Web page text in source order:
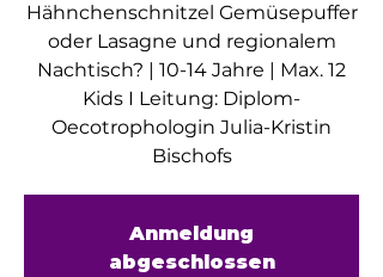
Hähnchenschnitzel Gemüsepuffer
oder Lasagne und regionalem
Nachtisch? | 10-14 Jahre | Max. 12
Kids I Leitung: Diplom-
Oecotrophologin Julia-Kristin
Bischofs
Anmeldung
abgeschlossen